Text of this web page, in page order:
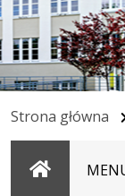
Strona główna
Strona